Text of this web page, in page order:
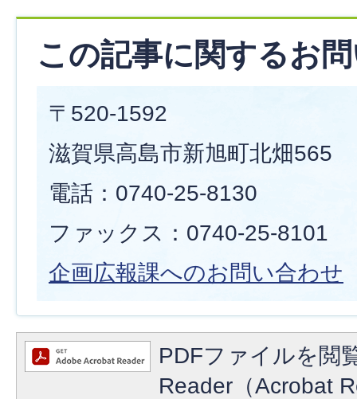
この記事に関するお
〒520-1592
滋賀県高島市新旭町北畑565
電話：0740-25-8130
ファックス：0740-25-8101
企画広報課へのお問い合わせ
PDFファイルを閲
Reader（Acrobat